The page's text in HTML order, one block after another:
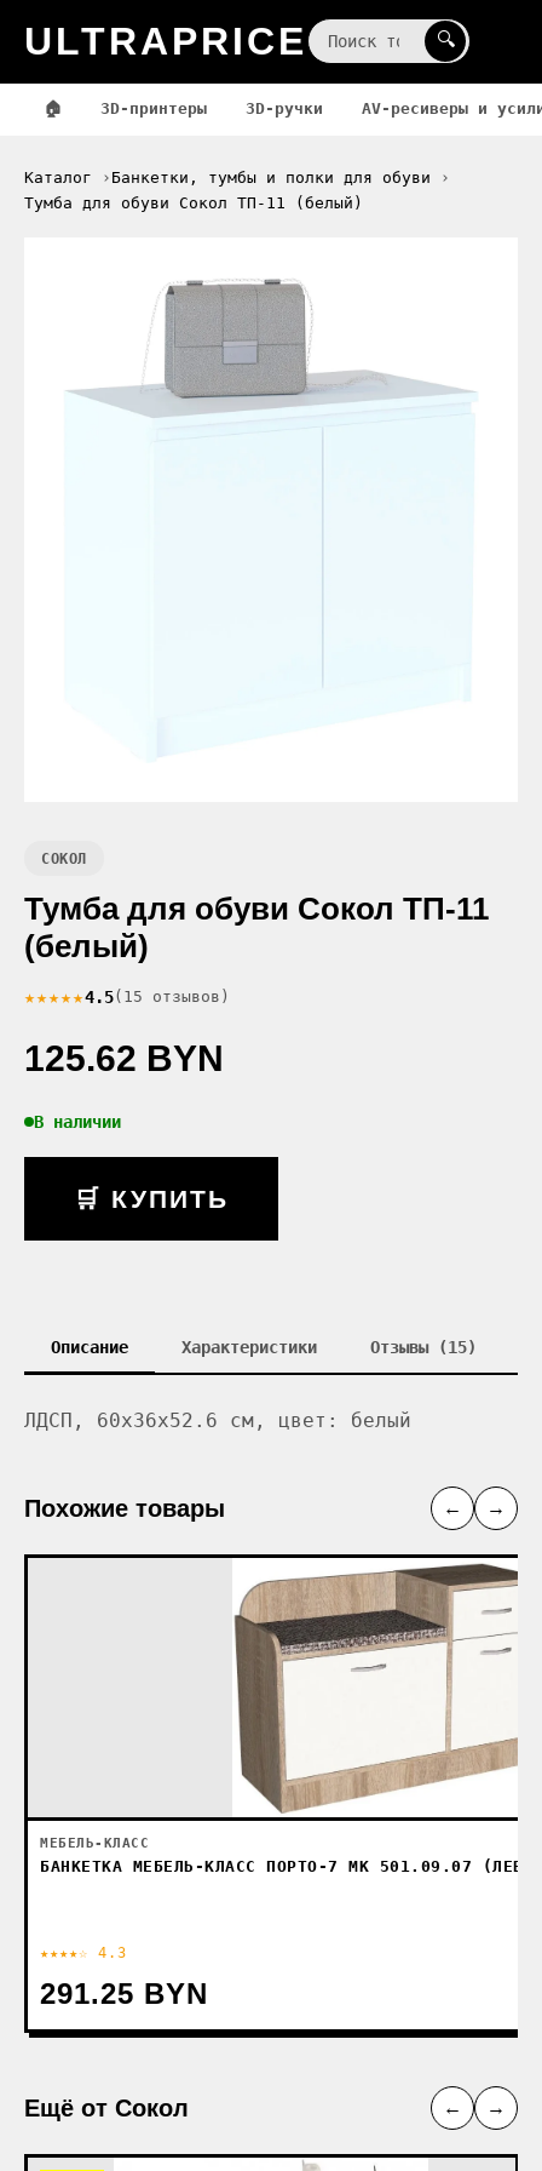
ULTRAPRICE 🔍
🏠 3D-принтеры 3D-ручки AV-ресиверы и
Каталог
Банкетки, тумбы и полки для обуви
Тумба для обуви Сокол ТП-11 (белый)
СОКОЛ
Тумба для обуви Сокол ТП-11
(белый)
★★★★★4.5(15 отзывов)
125.62 BYN
В наличии
🛒 КУПИТЬ
Описание Характеристики Отзывы (15)
ЛДСП, 60x36x52.6 см, цвет: белый
Похожие товары ← →
МЕБЕЛЬ-КЛАСС
БАНКЕТКА МЕБЕЛЬ-КЛАСС ПОРТО-7 МК 501.09.07
★★★★☆ 4.3
291.25 BYN
Ещё от Сокол ← →